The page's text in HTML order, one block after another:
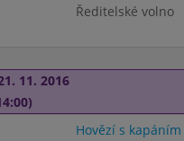
Ředitelské volno
11. 2016
Hovězí s kapáním